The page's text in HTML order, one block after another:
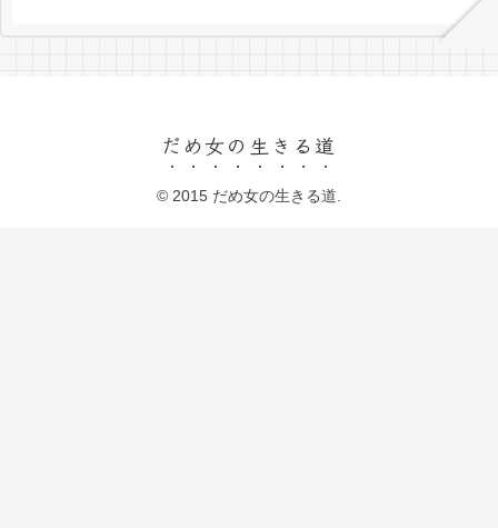
だめ女の生きる道
© 2015 だめ女の生きる道.